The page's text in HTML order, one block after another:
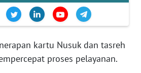
kartu Nusuk dan tasreh
proses pelayanan.